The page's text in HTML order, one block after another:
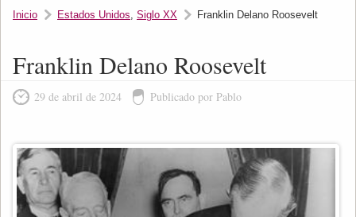
Inicio Estados Unidos, Siglo XX Franklin Delano Roosevelt
Franklin Delano Roosevelt
29 de abril de 2024 Publicado por Pablo